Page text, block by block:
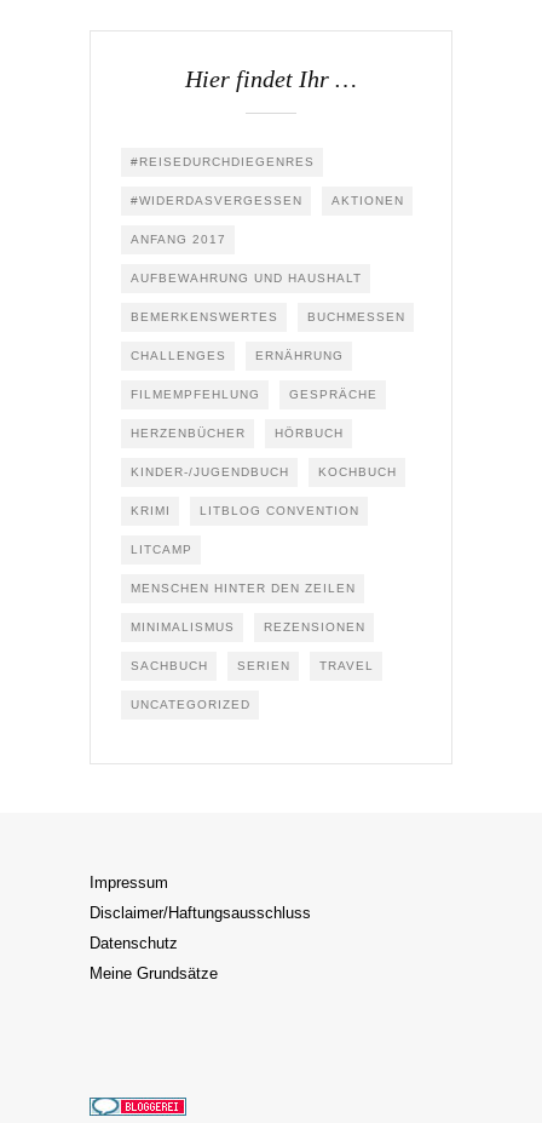
Hier findet Ihr …
#REISEDURCHDIEGENRES
#WIDERDASVERGESSEN AKTIONEN
ANFANG 2017
AUFBEWAHRUNG UND HAUSHALT
BEMERKENSWERTES BUCHMESSEN
CHALLENGES ERNÄHRUNG
FILMEMPFEHLUNG GESPRÄCHE
HERZENBÜCHER HÖRBUCH
KINDER-/JUGENDBUCH KOCHBUCH
KRIMI LITBLOG CONVENTION
LITCAMP
MENSCHEN HINTER DEN ZEILEN
MINIMALISMUS REZENSIONEN
SACHBUCH SERIEN TRAVEL
UNCATEGORIZED
Impressum
Disclaimer/Haftungsausschluss
Datenschutz
Meine Grundsätze